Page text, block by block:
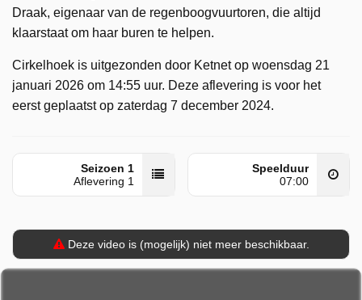
Draak, eigenaar van de regenboogvuurtoren, die altijd
klaarstaat om haar buren te helpen.
Cirkelhoek is uitgezonden door Ketnet op woensdag 21
januari 2026 om 14:55 uur. Deze aflevering is voor het
eerst geplaatst op zaterdag 7 december 2024.
Seizoen 1
Aflevering 1
Speelduur
07:00
Deze video is (mogelijk) niet meer beschikbaar.